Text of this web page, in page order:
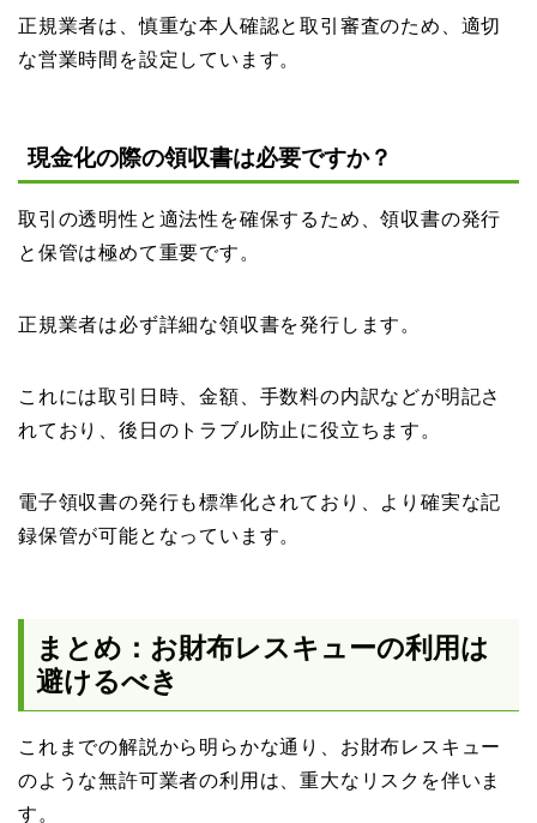
正規業者は、慎重な本人確認と取引審査のため、適切
な営業時間を設定しています。
現金化の際の領収書は必要ですか？
取引の透明性と適法性を確保するため、領収書の発行
と保管は極めて重要です。
正規業者は必ず詳細な領収書を発行します。
これには取引日時、金額、手数料の内訳などが明記さ
れており、後日のトラブル防止に役立ちます。
電子領収書の発行も標準化されており、より確実な記
録保管が可能となっています。
まとめ：お財布レスキューの利用は
避けるべき
これまでの解説から明らかな通り、お財布レスキュー
のような無許可業者の利用は、重大なリスクを伴いま
す。